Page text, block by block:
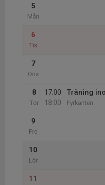
5
Mån
6
Tis
7
Ons
8
Tor
17:00
18:00
Träning
Fyrkanten
9
Fre
10
Lör
11